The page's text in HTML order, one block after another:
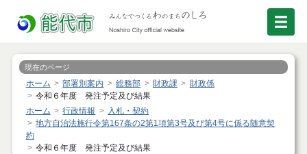
現在のページ
ホーム 部署別案内 総務部 財政課
財政係
令和６年度 発注予定及び結果
ホーム
行政情報
入札・契約
地方自治法施行令第167条の2第1項第3号及び第4号に係る随意契
約
令和６年度 発注予定及び結果